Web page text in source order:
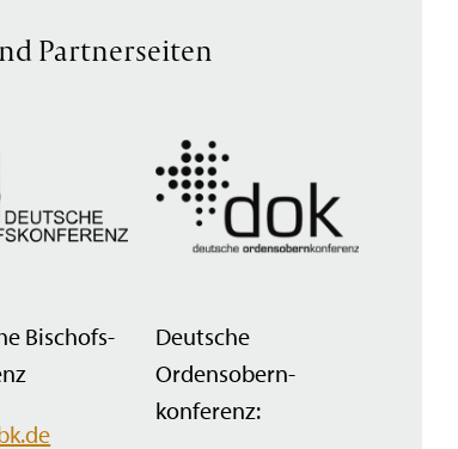
Partnerseiten
Bischofs­
Deutsche
Ordensobern­
konferenz: